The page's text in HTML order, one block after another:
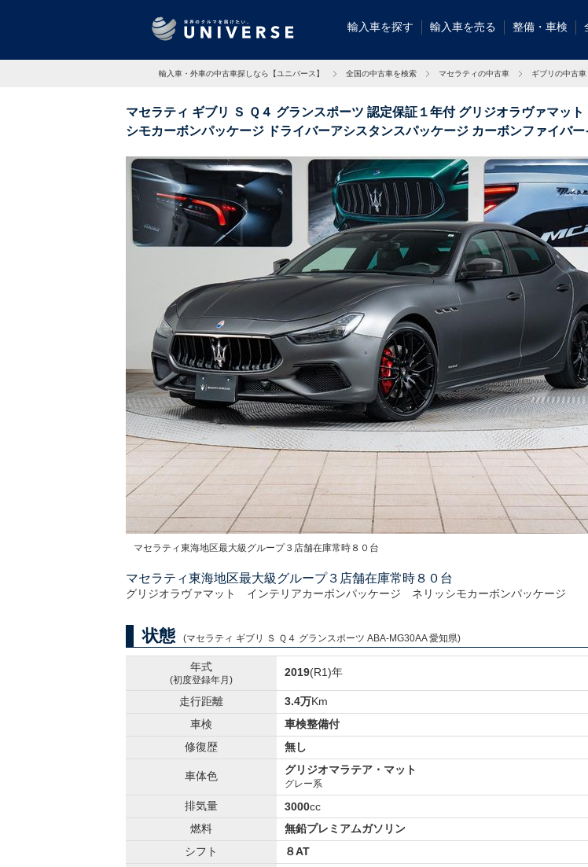
輸入車を探す 輸入車を売る 整備・車検
輸入車・外車の中古車探しなら【ユニバース】 全国の中古車を検索 マセラティの中古車 ギブリの中古車
マセラティ ギブリ Ｓ Ｑ４ グランスポーツ 認定保証１年付 グリジオラヴァマッ
シモカーボンパッケージ ドライバーアシスタンスパッケージ カーボンファイバ
マセラティ東海地区最大級グループ３店舗在庫常時８０台
マセラティ東海地区最大級グループ３店舗在庫常時８０台
グリジオラヴァマット インテリアカーボンパッケージ ネリッシモカーボンパッケージ
状態 (マセラティ ギブリ Ｓ Ｑ４ グランスポーツ ABA-MG30AA 愛知県)
年式
(初度登録年月)
2019(R1)年
走行距離 3.4万Km
車検
車検整備付
修復歴
無し
車体色 グリジオマラテア・マット
グレー系
排気量 3000cc
燃料
無鉛プレミアムガソリン
シフト
８AT